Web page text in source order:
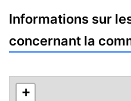
Informations sur
concernant la
+